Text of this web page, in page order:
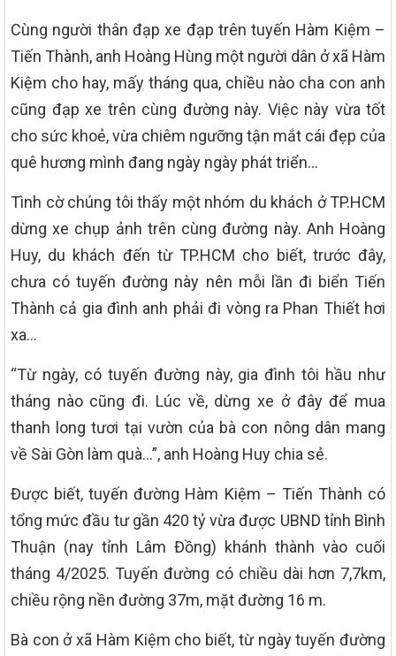
Cùng người thân đạp xe đạp trên tuyến Hàm Kiệm –
Tiến Thành, anh Hoàng Hùng một người dân ở xã Hàm
Kiệm cho hay, mấy tháng qua, chiều nào cha con anh
cũng đạp xe trên cùng đường này. Việc này vừa tốt
cho sức khoẻ, vừa chiêm ngưỡng tận mắt cái đẹp của
quê hương mình đang ngày ngày phát triển…
Tình cờ chúng tôi thấy một nhóm du khách ở TP.HCM
dừng xe chụp ảnh trên cùng đường này. Anh Hoàng
Huy, du khách đến từ TP.HCM cho biết, trước đây,
chưa có tuyến đường này nên mỗi lần đi biển Tiến
Thành cả gia đình anh phải đi vòng ra Phan Thiết hơi
xa…
“Từ ngày, có tuyến đường này, gia đình tôi hầu như
tháng nào cũng đi. Lúc về, dừng xe ở đây để mua
thanh long tươi tại vườn của bà con nông dân mang
về Sài Gòn làm quà…”, anh Hoàng Huy chia sẻ.
Được biết, tuyến đường Hàm Kiệm – Tiến Thành có
tổng mức đầu tư gần 420 tỷ vừa được UBND tỉnh Bình
Thuận (nay tỉnh Lâm Đồng) khánh thành vào cuối
tháng 4/2025. Tuyến đường có chiều dài hơn 7,7km,
chiều rộng nền đường 37m, mặt đường 16 m.
Bà con ở xã Hàm Kiệm cho biết, từ ngày tuyến đường